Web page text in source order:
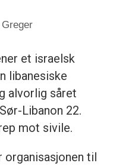
et israelsk
libanesiske
alvorlig såret
Libanon 22.
mot sivile.
organisasjonen til